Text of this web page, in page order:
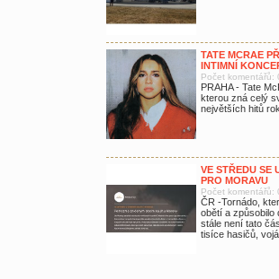
TATE MCRAE
INTIMNÍ
Počet komentářů:
PRAHA - Tate
kterou zná celý
největších hitů
VE STŘEDU SE
PRO MORAVU
Počet komentářů:
ČR -Tornádo,
obětí a způsobilo
stále není tato
tisíce hasičů,